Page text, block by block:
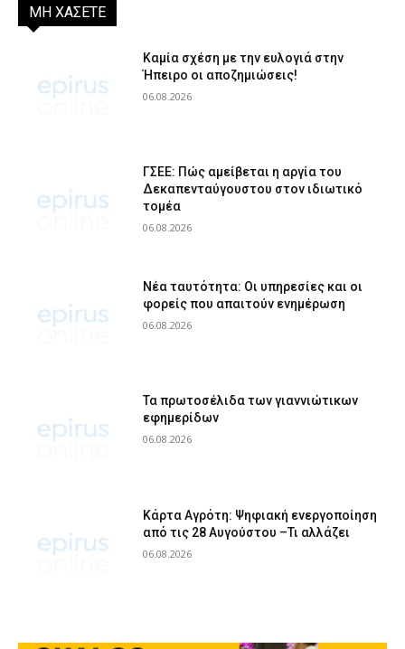
ΜΗ ΧΑΣΕΤΕ
Καμία σχέση με την ευλογιά στην
Ήπειρο οι αποζημιώσεις!
06.08.2026
ΓΣΕΕ: Πώς αμείβεται η αργία του
Δεκαπενταύγουστου στον ιδιωτικό
τομέα
06.08.2026
Νέα ταυτότητα: Οι υπηρεσίες και οι
φορείς που απαιτούν ενημέρωση
06.08.2026
Τα πρωτοσέλιδα των γιαννιώτικων
εφημερίδων
06.08.2026
Κάρτα Αγρότη: Ψηφιακή ενεργοποίηση
από τις 28 Αυγούστου –Τι αλλάζει
06.08.2026